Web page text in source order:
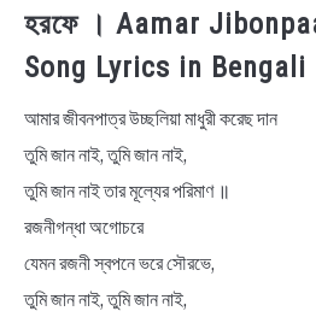
হরফে । Aamar
Song Lyrics in Bengali
আমার জীবনপাত্র উচ্ছলিয়া মাধুরী করেছ দান
তুমি জান নাই, তুমি জান নাই,
তুমি জান নাই তার মূল্যের পরিমাণ ॥
রজনীগন্ধা অগোচরে
যেমন রজনী স্বপনে ভরে সৌরভে,
তুমি জান নাই, তুমি জান নাই,